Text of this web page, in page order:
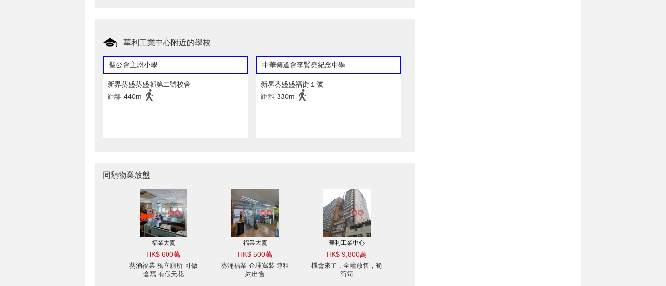
華利工業中心附近的學校
聖公會主恩小學
新界葵盛葵盛邨第二號校舍
距離 440m
中華傳道會李賢堯紀念中學
新界葵盛盛福街１號
距離 330m
同類物業放盤
福業大廈
HK$ 600萬
葵涌福業 獨立廁所 可做
倉寫 有假天花
福業大廈
HK$ 500萬
葵涌福業 企理寫裝 連租
約出售
華利工業中心
HK$ 9,800萬
機會來了，全幢放售，筍
筍筍